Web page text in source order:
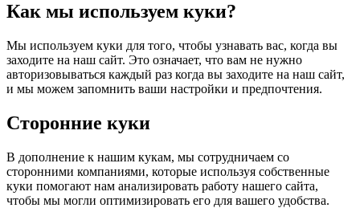
Как мы используем куки?
Мы используем куки для того, чтобы узнавать вас, когда вы
заходите на наш сайт. Это означает, что вам не нужно
авторизовываться каждый раз когда вы заходите на наш сайт,
и мы можем запомнить ваши настройки и предпочтения.
Сторонние куки
В дополнение к нашим кукам, мы сотрудничаем со
сторонними компаниями, которые используя собственные
куки помогают нам анализировать работу нашего сайта,
чтобы мы могли оптимизировать его для вашего удобства.